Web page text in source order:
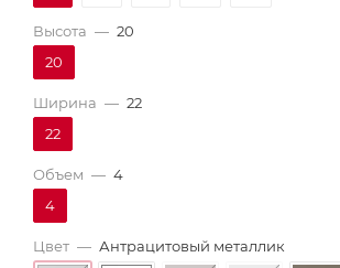
Высота — 20
20
Ширина — 22
22
Объем — 4
4
Цвет — Антрацитовый металлик